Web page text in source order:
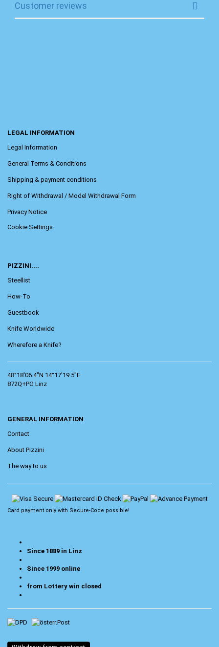
Customer reviews
LEGAL INFORMATION
Legal Information
General Terms & Conditions
Shipping & payment conditions
Right of Withdrawal / Model Withdrawal Form
Privacy Notice
Cookie Settings
PIZZINI....
Steellist
How-To
Guestbook
Knife Worldwide
Wherefore a Knife?
48°18'06.4"N 14°17'19.5"E
872Q+PG Linz
GENERAL INFORMATION
Contact
About Pizzini
The way to us
Card payment only with Secure-Code possible!
Since 1889 in Linz
Since 1999 online
from Lottery win closed